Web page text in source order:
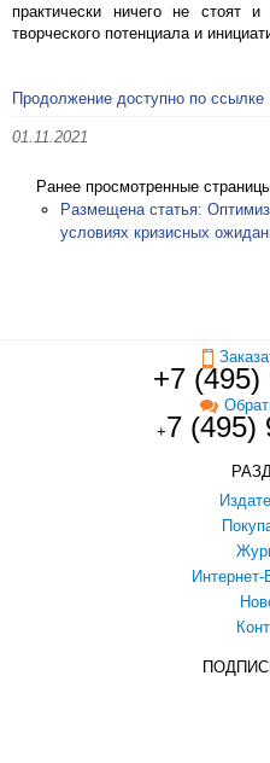
практически ничего не стоят
творческого потенциала и
Продолжение доступно по ссылке
01.11.2021
Ранее просмотренные
Размещена статья:
условиях кризисных
+7 (495)
+7 (495)
Интернет-